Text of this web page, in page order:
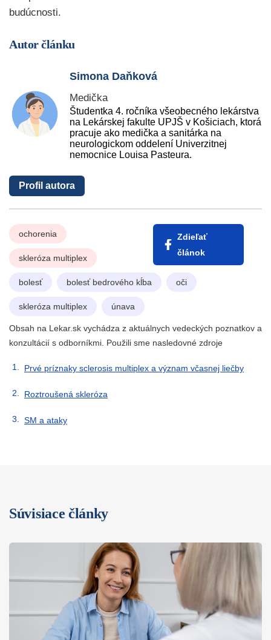
budúcnosti.
Autor článku
Simona Daňková
Medička
Študentka 4. ročníka všeobecného lekárstva
na Lekárskej fakulte UPJŠ v Košiciach, ktorá
pracuje ako medička a sanitárka na
neurologickom oddelení Univerzitnej
nemocnice Louisa Pasteura.
Profil autora
ochorenia
skleróza multiplex
Zdieľať
článok
bolesť bolesť bedrového kĺba oči
skleróza multiplex únava
Obsah na Lekar.sk vychádza z aktuálnych vedeckých poznatkov a
konzultácií s odborníkmi. Použili sme nasledovné zdroje
Prvé príznaky sclerosis multiplex a význam včasnej liečby
Roztroušená skleróza
SM a ataky
Súvisiace články